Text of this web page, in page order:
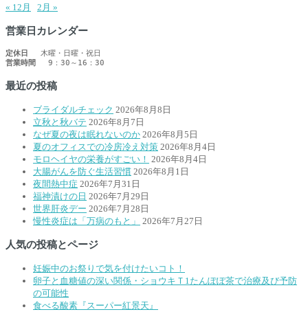
« 12月
2月 »
営業日カレンダー
定休日
営業時間 9：30～16：30
最近の投稿
ブライダルチェック 2026年8月8日
立秋と秋バテ 2026年8月7日
なぜ夏の夜は眠れないのか 2026年8月5日
夏のオフィスでの冷房冷え対策 2026年8月4日
モロヘイヤの栄養がすごい！ 2026年8月4日
大腸がんを防ぐ生活習慣 2026年8月1日
夜間熱中症 2026年7月31日
福神漬けの日 2026年7月29日
世界肝炎デー 2026年7月28日
慢性炎症は「万病のもと」
2026年7月27日
人気の投稿とページ
妊娠中のお祭りで気を付けたいコト！
卵子と血糖値の深い関係・ショウキＴ1たんぽぽ茶で治療及び予防
の可能性
食べる酸素『スーパー紅景天』